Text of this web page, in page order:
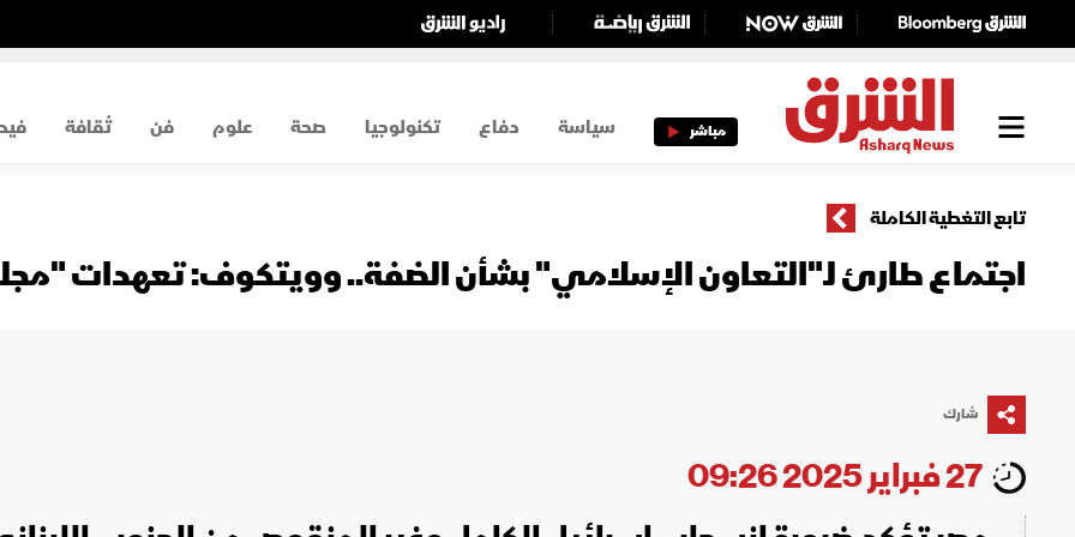
مباشر سياسة دفاع تكنولوجيا صحة علوم فن ثقافة
تابع التغطية الكاملة
اجتماع طارئ لـ"التعاون الإسلامي" بشأن الضفة.. وويتكوف: تعهدات
شارك
27 فبراير 2025 09:26